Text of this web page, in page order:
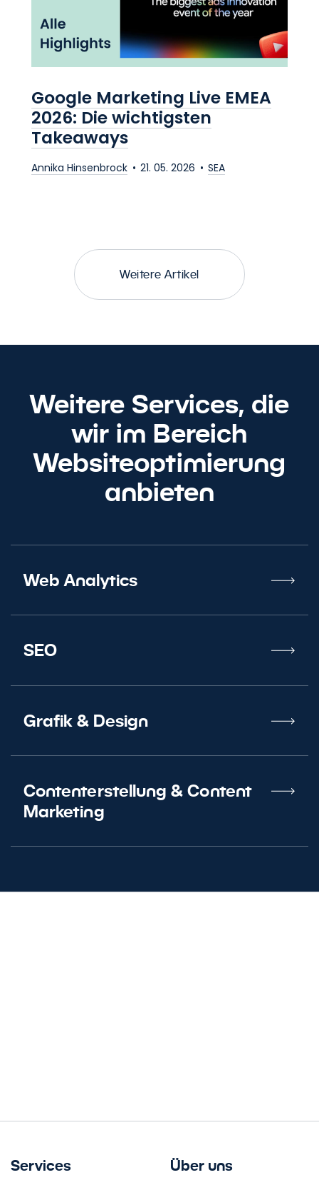
Google Marketing Live EMEA
2026: Die wichtigsten
Takeaways
Annika Hinsenbrock 21. 05. 2026 SEA
Weitere Artikel
Weitere Services, die
wir im Bereich
Websiteoptimierung
anbieten
Web Analytics
SEO
Grafik &Design
Contenterstellung& Content
Marketing
Services Über uns